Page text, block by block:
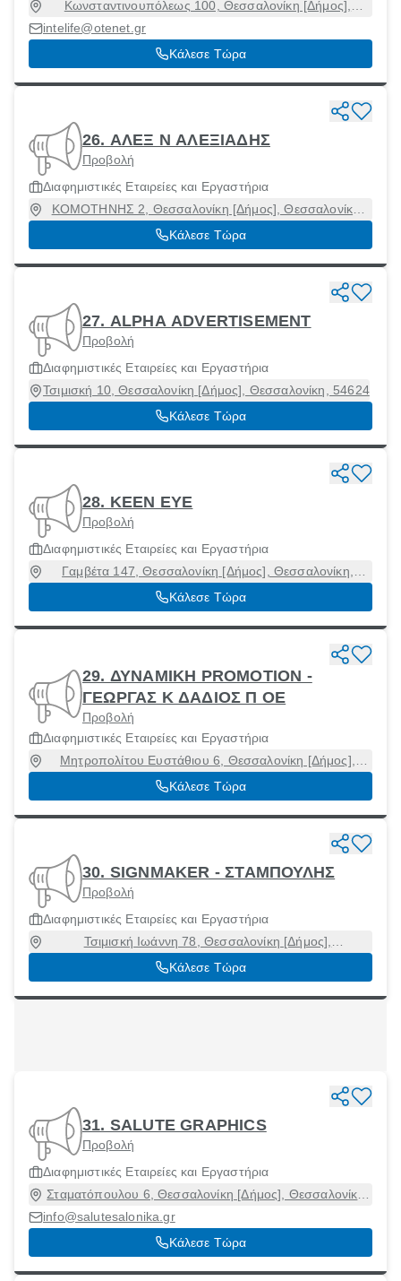
Κωνσταντινουπόλεως 100, Θεσσαλονίκη [Δήμος],
intelife@otenet.gr
Κάλεσε Τώρα
26. ΑΛΕΞ Ν ΑΛΕΞΙΑΔΗΣ
Προβολή
Διαφημιστικές Εταιρείες και Εργαστήρια
ΚΟΜΟΤΗΝΗΣ 2, Θεσσαλονίκη [Δήμος], Θεσσαλονίκη,
54655
Κάλεσε Τώρα
27. ALPHA ADVERTISEMENT
Προβολή
Διαφημιστικές Εταιρείες και Εργαστήρια
Τσιμισκή 10, Θεσσαλονίκη [Δήμος], Θεσσαλονίκη, 54624
Κάλεσε Τώρα
28. KEEN EYE
Προβολή
Διαφημιστικές Εταιρείες και Εργαστήρια
Γαμβέτα 147, Θεσσαλονίκη [Δήμος], Θεσσαλονίκη,
54248
Κάλεσε Τώρα
29. ΔΥΝΑΜΙΚΗ PROMOTION -
ΓΕΩΡΓΑΣ Κ ΔΑΔΙΟΣ Π ΟΕ
Προβολή
Διαφημιστικές Εταιρείες και Εργαστήρια
Μητροπολίτου Ευστάθιου 6, Θεσσαλονίκη [Δήμος],
Θεσσαλονίκη, 54351
Κάλεσε Τώρα
30. SIGNMAKER - ΣΤΑΜΠΟΥΛΗΣ
Προβολή
Διαφημιστικές Εταιρείες και Εργαστήρια
Τσιμισκή Ιωάννη 78, Θεσσαλονίκη [Δήμος],
Θεσσαλονίκη, 54622
Κάλεσε Τώρα
31. SALUTE GRAPHICS
Προβολή
Διαφημιστικές Εταιρείες και Εργαστήρια
Σταματόπουλου 6, Θεσσαλονίκη [Δήμος], Θεσσαλονίκη,
info@salutesalonika.gr
Κάλεσε Τώρα